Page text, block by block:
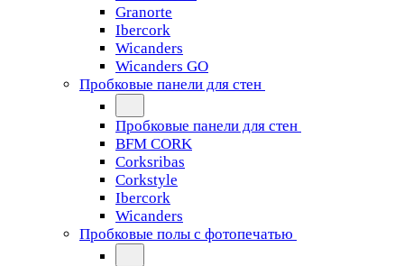
Granorte
Ibercork
Wicanders
Wicanders GO
Пробковые панели для стен
Пробковые панели для стен
BFM CORK
Corksribas
Corkstyle
Ibercork
Wicanders
Пробковые полы с фотопечатью